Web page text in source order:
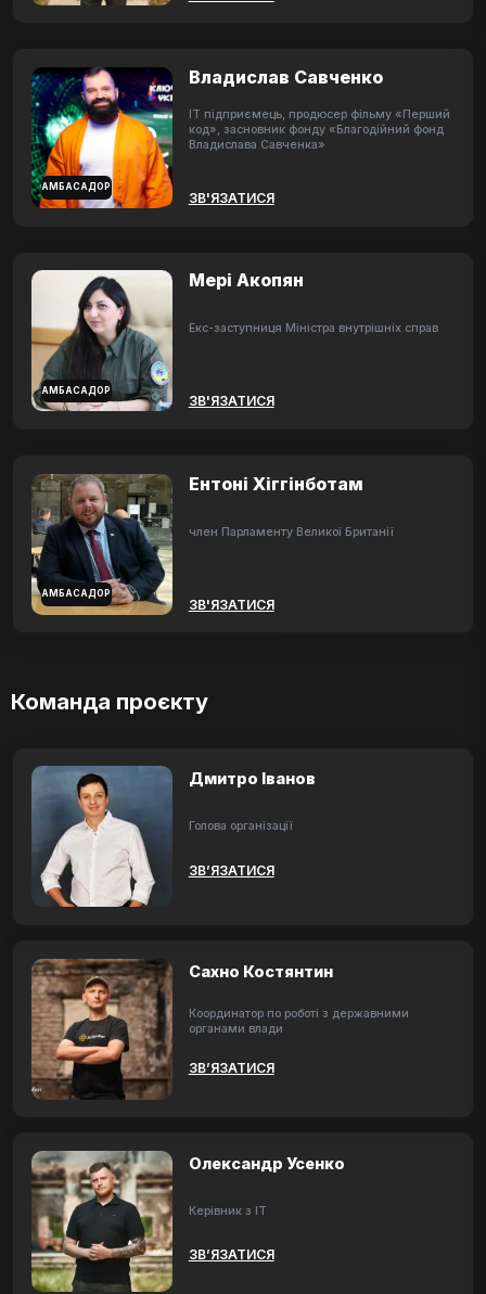
АМБАСАДОР
Владислав Савченко
ІТ підприємець, продюсер фільму «Перший
код», засновник фонду «Благодійний фонд
Владислава Савченка»
ЗВ'ЯЗАТИСЯ
АМБАСАДОР
Мері Акопян
Екс-заступниця Міністра внутрішніх справ
ЗВ'ЯЗАТИСЯ
АМБАСАДОР
Ентоні Хіггінботам
член Парламенту Великої Британії
ЗВ'ЯЗАТИСЯ
Команда проєкту
Дмитро Іванов
Голова організації
ЗВ’ЯЗАТИСЯ
Сахно Костянтин
Координатор по роботі з державними
органами влади
ЗВ’ЯЗАТИСЯ
Олександр Усенко
Керівник з ІТ
ЗВ’ЯЗАТИСЯ